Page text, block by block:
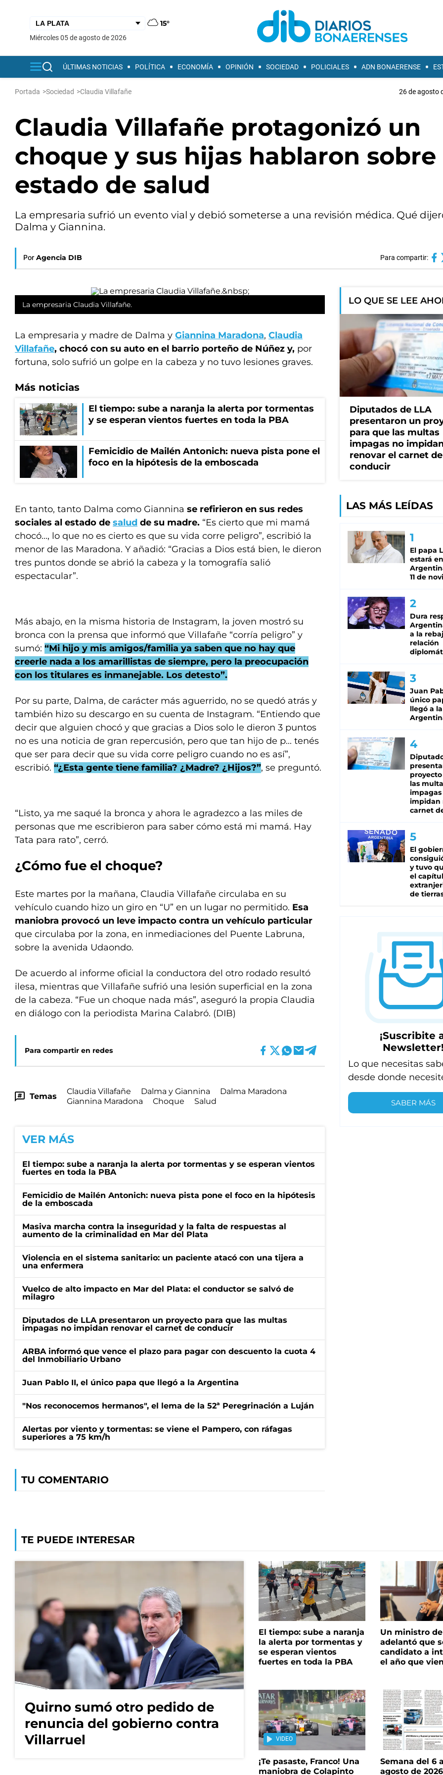
15°
miércoles 05 de agosto de 2026
ÚLTIMAS NOTICIAS POLÍTICA ECONOMÍA OPINIÓN SOCIEDAD POLICIALES ADN BONAERENSE
Portada >Sociedad >Claudia Villafañe 26 de agosto
Claudia Villafañe protagonizó un
choque y sus hijas hablaron sobre
estado de salud
La empresaria sufrió un evento vial y debió someterse a una revisión médica. Qué
Dalma y Giannina.
Por Agencia DIB Para compartir:
La empresaria Claudia Villafañe.
La empresaria y madre de Dalma y Giannina Maradona, Claudia
Villafañe, chocó con su auto en el barrio porteño de Núñez y, por
fortuna, solo sufrió un golpe en la cabeza y no tuvo lesiones graves.
Más noticias
El tiempo: sube a naranja la alerta por tormentas
y se esperan vientos fuertes en toda la PBA
Femicidio de Mailén Antonich: nueva pista pone el
foco en la hipótesis de la emboscada
En tanto, tanto Dalma como Giannina se refirieron en sus redes
sociales al estado de salud de su madre. “Es cierto que mi mamá
chocó..., lo que no es cierto es que su vida corre peligro”, escribió la
menor de las Maradona. Y añadió: “Gracias a Dios está bien, le dieron
tres puntos donde se abrió la cabeza y la tomografía salió
espectacular”.
Más abajo, en la misma historia de Instagram, la joven mostró su
bronca con la prensa que informó que Villafañe “corría peligro” y
sumó: “Mi hijo y mis amigos/familia ya saben que no hay que
creerle nada a los amarillistas de siempre, pero la preocupación
con los titulares es inmanejable. Los detesto”.
Por su parte, Dalma, de carácter más aguerrido, no se quedó atrás y
también hizo su descargo en su cuenta de Instagram. “Entiendo que
decir que alguien chocó y que gracias a Dios solo le dieron 3 puntos
no es una noticia de gran repercusión, pero que tan hijo de p... tenés
que ser para decir que su vida corre peligro cuando no es así”,
escribió. “¿Esta gente tiene familia? ¿Madre? ¿Hijos?”, se preguntó.
“Listo, ya me saqué la bronca y ahora le agradezco a las miles de
personas que me escribieron para saber cómo está mi mamá. Hay
Tata para rato”, cerró.
¿Cómo fue el choque?
Este martes por la mañana, Claudia Villafañe circulaba en su
vehículo cuando hizo un giro en “U” en un lugar no permitido. Esa
maniobra provocó un leve impacto contra un vehículo particular
que circulaba por la zona, en inmediaciones del Puente Labruna,
sobre la avenida Udaondo.
De acuerdo al informe oficial la conductora del otro rodado resultó
ilesa, mientras que Villafañe sufrió una lesión superficial en la zona
de la cabeza. “Fue un choque nada más”, aseguró la propia Claudia
en diálogo con la periodista Marina Calabró. (DIB)
Para compartir en redes
Temas
Claudia Villafañe Dalma y Giannina
Dalma Maradona
Giannina Maradona
Choque Salud
VER MÁS
El tiempo: sube a naranja la alerta por tormentas y se esperan vientos
fuertes en toda la PBA
Femicidio de Mailén Antonich: nueva pista pone el foco en la hipótesis
de la emboscada
Masiva marcha contra la inseguridad y la falta de respuestas al
aumento de la criminalidad en Mar del Plata
Violencia en el sistema sanitario: un paciente atacó con una tijera a
una enfermera
Vuelco de alto impacto en Mar del Plata: el conductor se salvó de
milagro
Diputados de LLA presentaron un proyecto para que las multas
impagas no impidan renovar el carnet de conducir
ARBA informó que vence el plazo para pagar con descuento la cuota 4
del Inmobiliario Urbano
Juan Pablo II, el único papa que llegó a la Argentina
"Nos reconocemos hermanos", el lema de la 52ª Peregrinación a Luján
Alertas por viento y tormentas: se viene el Pampero, con ráfagas
superiores a 75 km/h
TU COMENTARIO
LO QUE SE LEE
Diputados de LLA
presentaron un
para que las multas
impagas no
renovar el carnet de
conducir
LAS MÁS LEÍDAS
El papa
estará
11 de
Dura
a la
relación
Juan
único
llegó a la
las
impagas
impidan
carnet
El
y tuvo
el
de
¡Suscribite
Newsletter!
Lo que necesitas
desde donde
SABER MÁS
TE PUEDE INTERESAR
Quirno sumó otro pedido de
renuncia del gobierno contra
Villarruel
El tiempo: sube a naranja
la alerta por tormentas y
se esperan vientos
fuertes en toda la PBA
Un ministro
adelantó que
candidato a
el año que
VIDEO
¡Te pasaste, Franco! Una
maniobra de Colapinto
Semana del 6
agosto de 2026